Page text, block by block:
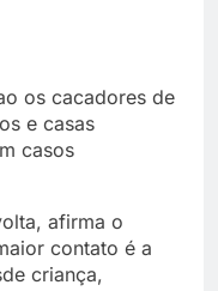
afirma o
contato é a
criança,